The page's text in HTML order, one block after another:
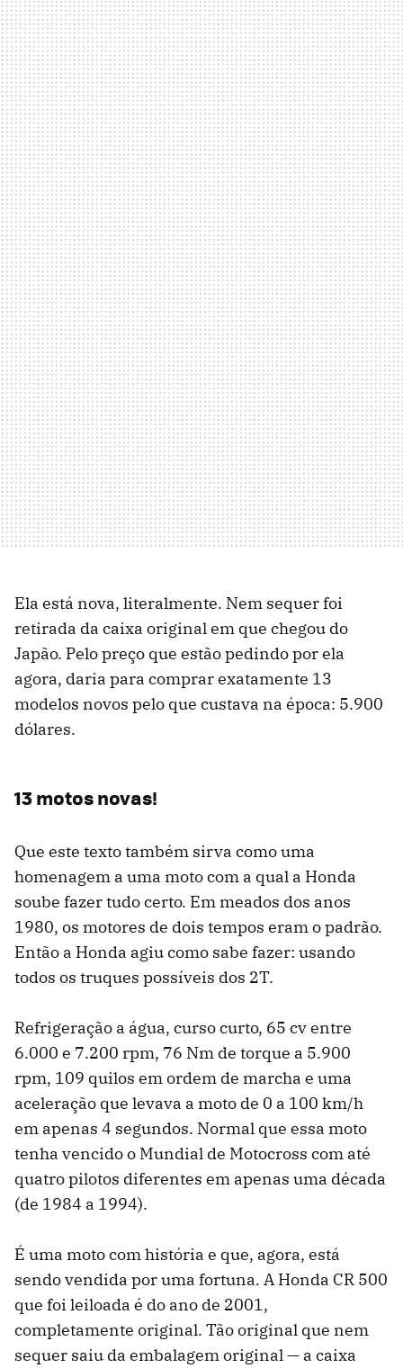
Ela está nova, literalmente. Nem sequer foi
retirada da caixa original em que chegou do
Japão. Pelo preço que estão pedindo por ela
agora, daria para comprar exatamente 13
modelos novos pelo que custava na época: 5.900
dólares.
13 motos novas!
Que este texto também sirva como uma
homenagem a uma moto com a qual a Honda
soube fazer tudo certo. Em meados dos anos
1980, os motores de dois tempos eram o padrão.
Então a Honda agiu como sabe fazer: usando
todos os truques possíveis dos 2T.
Refrigeração a água, curso curto, 65 cv entre
6.000 e 7.200 rpm, 76 Nm de torque a 5.900
rpm, 109 quilos em ordem de marcha e uma
aceleração que levava a moto de 0 a 100 km/h
em apenas 4 segundos. Normal que essa moto
tenha vencido o Mundial de Motocross com até
quatro pilotos diferentes em apenas uma década
(de 1984 a 1994).
É uma moto com história e que, agora, está
sendo vendida por uma fortuna. A Honda CR 500
que foi leiloada é do ano de 2001,
completamente original. Tão original que nem
sequer saiu da embalagem original — a caixa